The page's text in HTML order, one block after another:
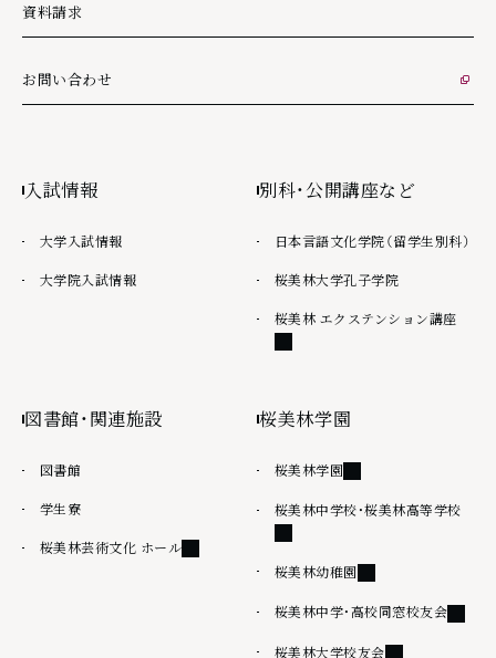
資料請求
お問い合わせ
外部リンク
入試情報
大学入試情報
大学院入試情報
別科・公開講座など
日本言語文化学院（留学生別科）
桜美林大学孔子学院
桜美林 エクステンション講座外部
図書館・関連施設
図書館
学生寮
桜美林芸術文化 ホール外部リンク
桜美林学園
桜美林学園外部リンク
桜美林中学校・桜美林高等学校外部
桜美林幼稚園外部リンク
桜美林中学・高校同窓校友会外部リ
桜美林大学校友会外部リンク